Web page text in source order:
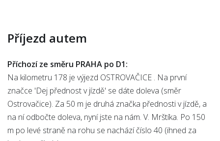
Příjezd autem
Příchozí ze směru PRAHA po D1:
Na kilometru 178 je výjezd OSTROVAČICE . Na první
značce 'Dej přednost v jízdě' se dáte doleva (směr
Ostrovačice). Za 50 m je druhá značka přednosti v jízdě, a
na ní odbočte doleva, nyní jste na nám. V. Mrštíka. Po 150
m po levé straně na rohu se nachází číslo 40 (ihned za